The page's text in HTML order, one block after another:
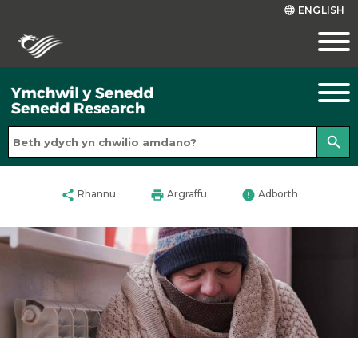
language ENGLISH
search
share Rhannu print Argraffu error Adborth